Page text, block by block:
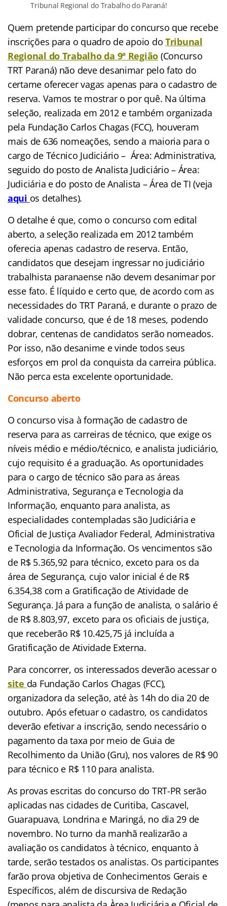
Tribunal Regional do Trabalho do Paraná!
Quem pretende participar do concurso que recebe
inscrições para o quadro de apoio doTribunal
Regional do Trabalho da 9ª Região (Concurso
TRT Paraná) não deve desanimar pelo fato do
certame oferecer vagas apenas para o cadastro de
reserva. Vamos te mostrar o por quê. Na última
seleção, realizada em 2012 e também organizada
pela Fundação Carlos Chagas (FCC), houveram
mais de 636 nomeações, sendo a maioria para o
cargo de Técnico Judiciário – Área: Administrativa,
seguido do posto de Analista Judiciário – Área:
Judiciária e do posto de Analista – Área de TI (veja
aqui os detalhes).
O detalhe é que, como o concurso com edital
aberto, a seleção realizada em 2012 também
oferecia apenas cadastro de reserva. Então,
candidatos que desejam ingressar no judiciário
trabalhista paranaense não devem desanimar por
esse fato. É líquido e certo que, de acordo com as
necessidades do TRT Paraná, e durante o prazo de
validade concurso, que é de 18 meses, podendo
dobrar, centenas de candidatos serão nomeados.
Por isso, não desanime e vinde todos seus
esforços em prol da conquista da carreira pública.
Não perca esta excelente oportunidade.
Concurso aberto
O concurso visa à formação de cadastro de
reserva para as carreiras de técnico, que exige os
níveis médio e médio/técnico, e analista judiciário,
cujo requisito é a graduação. As oportunidades
para o cargo de técnico são para as áreas
Administrativa, Segurança e Tecnologia da
Informação, enquanto para analista, as
especialidades contempladas são Judiciária e
Oficial de Justiça Avaliador Federal, Administrativa
e Tecnologia da Informação. Os vencimentos são
de R$ 5.365,92 para técnico, exceto para os da
área de Segurança, cujo valor inicial é de R$
6.354,38 com a Gratificação de Atividade de
Segurança. Já para a função de analista, o salário é
de R$ 8.803,97, exceto para os oficiais de justiça,
que receberão R$ 10.425,75 já incluída a
Gratificação de Atividade Externa.
Para concorrer, os interessados deverão acessar o
site da Fundação Carlos Chagas (FCC),
organizadora da seleção, até às 14h do dia 20 de
outubro. Após efetuar o cadastro, os candidatos
deverão efetivar a inscrição, sendo necessário o
pagamento da taxa por meio de Guia de
Recolhimento da União (Gru), nos valores de R$ 90
para técnico e R$ 110 para analista.
As provas escritas do concurso do TRT-PR serão
aplicadas nas cidades de Curitiba, Cascavel,
Guarapuava, Londrina e Maringá, no dia 29 de
novembro. No turno da manhã realizarão a
avaliação os candidatos à técnico, enquanto à
tarde, serão testados os analistas. Os participantes
farão prova objetiva de Conhecimentos Gerais e
Específicos, além de discursiva de Redação